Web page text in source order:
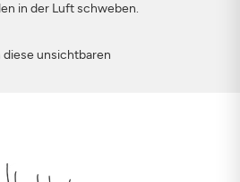
in der Luft schweben.
diese unsichtbaren